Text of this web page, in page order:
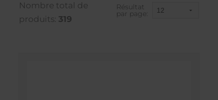
Nombre total de
produits: 319
Résultat
par page: